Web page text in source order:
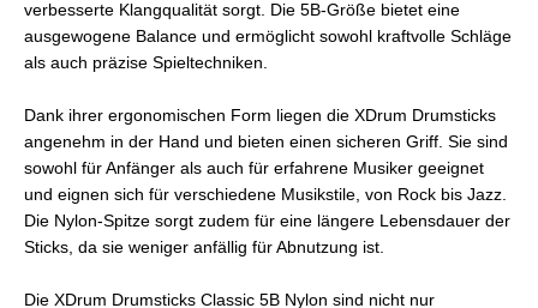
verbesserte Klangqualität sorgt. Die 5B-Größe bietet eine
ausgewogene Balance und ermöglicht sowohl kraftvolle Schläge
als auch präzise Spieltechniken.
Dank ihrer ergonomischen Form liegen die XDrum Drumsticks
angenehm in der Hand und bieten einen sicheren Griff. Sie sind
sowohl für Anfänger als auch für erfahrene Musiker geeignet
und eignen sich für verschiedene Musikstile, von Rock bis Jazz.
Die Nylon-Spitze sorgt zudem für eine längere Lebensdauer der
Sticks, da sie weniger anfällig für Abnutzung ist.
Die XDrum Drumsticks Classic 5B Nylon sind nicht nur